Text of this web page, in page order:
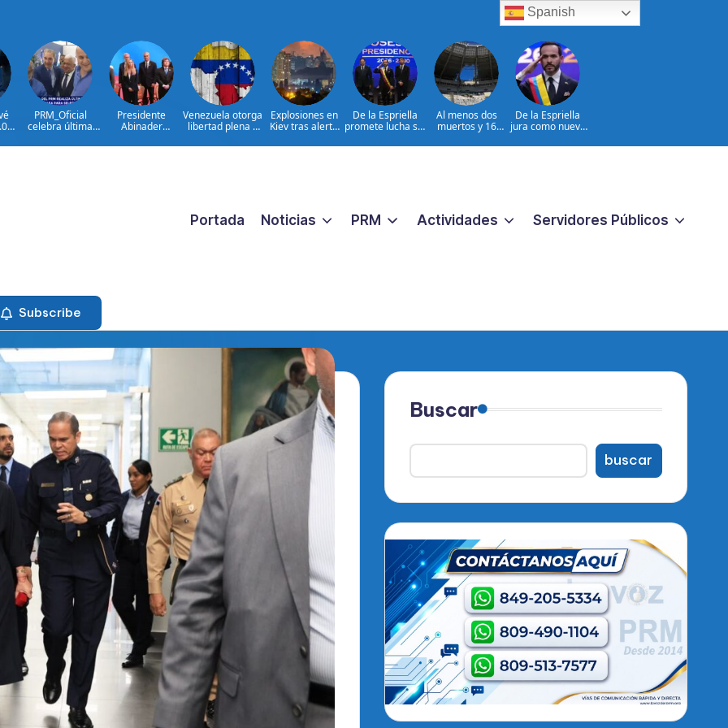
PRM_Oficial
celebra última
preparatoria
Presidente
Abinader
en Colombia y
Venezuela otorga
libertad plena a
Lourdes Afiuni
Explosiones en
Kiev tras alerta
balísticos
De la Espriella
promete lucha sin
narcoterrorismo
Al menos dos
muertos y 16
ataques rusos a
De la Espriella
jura como nuevo
Colombia
Portada Noticias PRM Actividades Servidores Públicos
Subscribe
Buscar
buscar
Spanish